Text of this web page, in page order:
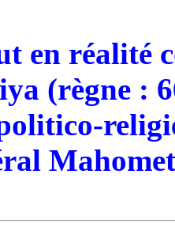
en réalité
(règne :